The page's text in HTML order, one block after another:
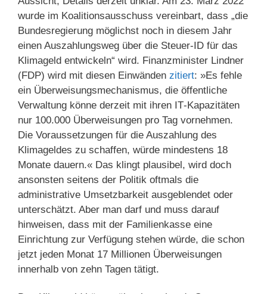
wurde im Koalitionsausschuss vereinbart, dass „die
Bundesregierung möglichst noch in diesem Jahr
einen Auszahlungsweg über die Steuer-ID für das
Klimageld entwickeln“ wird. Finanzminister Lindner
(FDP) wird mit diesen Einwänden zitiert: »Es fehle
ein Überweisungsmechanismus, die öffentliche
Verwaltung könne derzeit mit ihren IT‑Kapazitäten
nur 100.000 Überweisungen pro Tag vornehmen.
Die Voraussetzungen für die Auszahlung des
Klimageldes zu schaffen, würde mindestens 18
Monate dauern.« Das klingt plausibel, wird doch
ansonsten seitens der Politik oftmals die
administrative Umsetzbarkeit ausgeblendet oder
unterschätzt. Aber man darf und muss darauf
hinweisen, dass mit der Familienkasse eine
Einrichtung zur Verfügung stehen würde, die schon
jetzt jeden Monat 17 Millionen Überweisungen
innerhalb von zehn Tagen tätigt.